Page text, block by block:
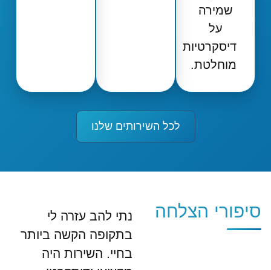
שמירה
על
דיסקרטיות
מוחלטת.
לכל השירותים שלנו
סיפורי הצלחה
נתי להב עזרה לי
בתקופה הקשה ביותר
בחיי. השירות היה